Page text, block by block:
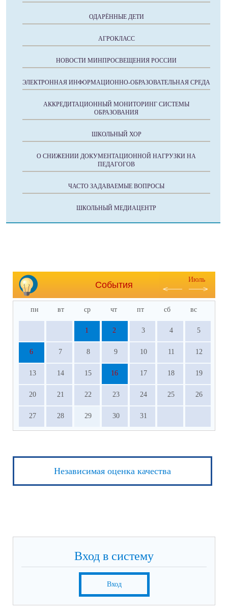
ОДАРЁННЫЕ ДЕТИ
АГРОКЛАСС
НОВОСТИ МИНПРОСВЕЩЕНИЯ РОССИИ
ЭЛЕКТРОННАЯ ИНФОРМАЦИОННО-ОБРАЗОВАТЕЛЬНАЯ СРЕДА
АККРЕДИТАЦИОННЫЙ МОНИТОРИНГ СИСТЕМЫ
ОБРАЗОВАНИЯ
ШКОЛЬНЫЙ ХОР
О СНИЖЕНИИ ДОКУМЕНТАЦИОННОЙ НАГРУЗКИ НА
ПЕДАГОГОВ
ЧАСТО ЗАДАВАЕМЫЕ ВОПРОСЫ
ШКОЛЬНЫЙ МЕДИАЦЕНТР
События
Июль
пн вт ср чт пт сб вс
1 2 3 4 5
6 7 8 9 10 11 12
13 14 15 16 17 18 19
20 21 22 23 24 25 26
27 28 29 30 31
Независимая оценка качества
Вход в систему
Вход